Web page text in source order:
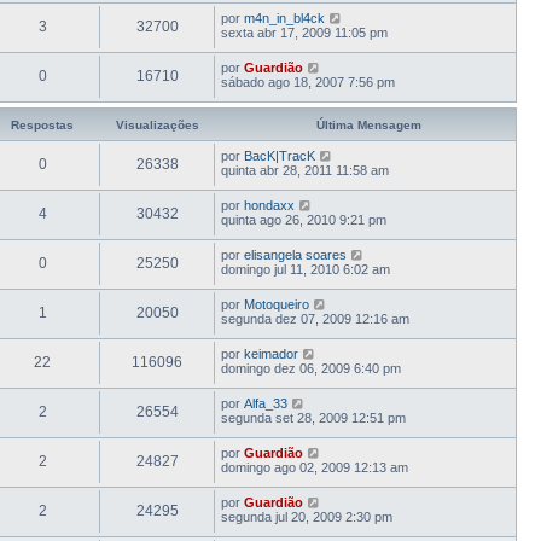
3 32700 por m4n_in_bl4ck
sexta abr 17, 2009 11:05 pm
0 16710 por Guardião
sábado ago 18, 2007 7:56 pm
Respostas Visualizações Última Mensagem
0 26338 por BacK|TracK
quinta abr 28, 2011 11:58 am
4 30432 por hondaxx
quinta ago 26, 2010 9:21 pm
0 25250 por elisangela soares
domingo jul 11, 2010 6:02 am
1 20050 por Motoqueiro
segunda dez 07, 2009 12:16 am
22 116096 por keimador
domingo dez 06, 2009 6:40 pm
2 26554 por Alfa_33
segunda set 28, 2009 12:51 pm
2 24827 por Guardião
domingo ago 02, 2009 12:13 am
2 24295 por Guardião
segunda jul 20, 2009 2:30 pm